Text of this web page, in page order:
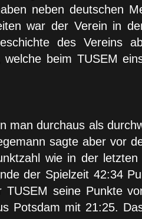
neben deutschen
war der Verein in
des Vereins
beim TUSEM
durchaus als
sagte aber vor
wie in der
der Spielzeit 42:34
seine Punkte
Potsdam mit 21:25.